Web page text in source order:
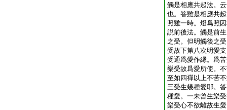
觸是相應共起法。
也。答雖是相應共
照雖一時。燈爲照
説前後法。觸是前
之受。但明觸後之
受故下第八次明愛
受通爲愛作縁。爲
樂受故爲愛所使。
至如四禪以上不苦
三受生幾種愛耶。
種愛。一未曾生樂
樂受心不欲離故生